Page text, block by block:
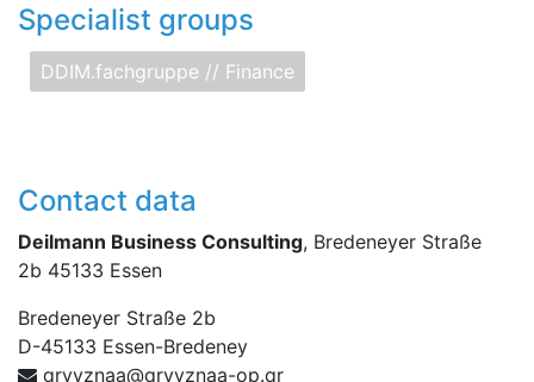
Specialist groups
DDIM.fachgruppe // Finance
Contact data
Deilmann Business Consulting, Bredeneyer Straße
2b 45133 Essen
Bredeneyer Straße 2b
D-45133 Essen-Bredeney
rq.po-aanz
yvrq@aanzyvrq